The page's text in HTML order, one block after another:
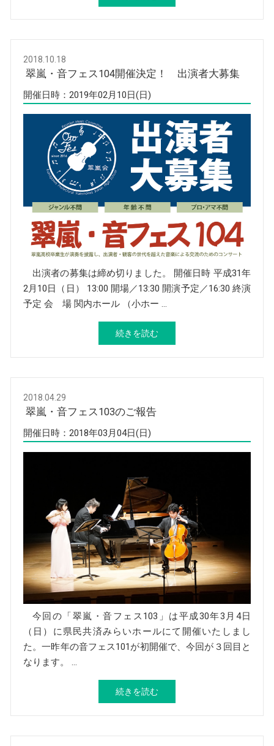
2018.10.18
翠嵐・音フェス104開催決定！ 出演者大募集
開催日時：2019年02月10日(日)
出演者の募集は締め切りました。 開催日時 平成31年
2月10日（日） 13:00 開場／13:30 開演予定／16:30 終演
予定 会 場 関内ホール （小ホー …
続きを読む
2018.04.29
翠嵐・音フェス103のご報告
開催日時：2018年03月04日(日)
今回の「翠嵐・音フェス103」は平成30年3月4日
（日）に県民共済みらいホールにて開催いたしまし
た。一昨年の音フェス101が初開催で、今回が３回目と
なります。 …
続きを読む